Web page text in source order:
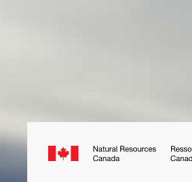
Canada.ca